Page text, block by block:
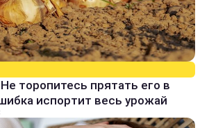
торопитесь прятать его в
испортит весь урожай